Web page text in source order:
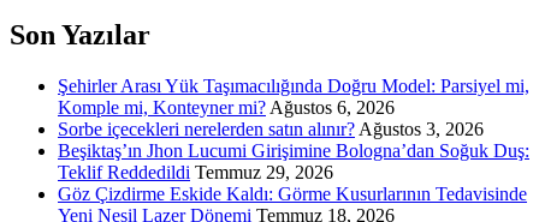
Son Yazılar
Şehirler Arası Yük Taşımacılığında Doğru Model: Parsiyel mi,
Komple mi, Konteyner mi? Ağustos 6, 2026
Sorbe içecekleri nerelerden satın alınır? Ağustos 3, 2026
Beşiktaş’ın Jhon Lucumi Girişimine Bologna’dan Soğuk Duş:
Teklif Reddedildi Temmuz 29, 2026
Göz Çizdirme Eskide Kaldı: Görme Kusurlarının Tedavisinde
Yeni Nesil Lazer Dönemi Temmuz 18, 2026